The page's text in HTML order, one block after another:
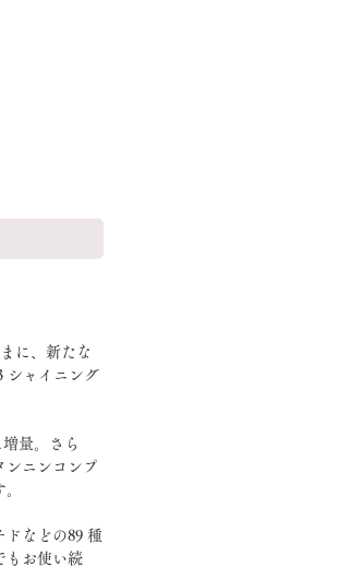
に、新たな
シャイニング
量。さら
ンニンコンプ
などの89 種
もお使い続